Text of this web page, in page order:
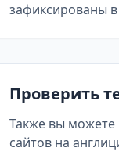
зафиксированы
Проверить
Также вы можете
сайтов на